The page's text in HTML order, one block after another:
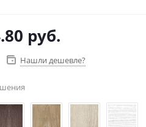
руб.
Нашли дешевле?